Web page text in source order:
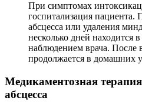
При симптомах
госпитализация пациента.
абсцесса или удаления
несколько дней находится
наблюдением врача. После
продолжается в домашних
Медикаментозная
абсцесса